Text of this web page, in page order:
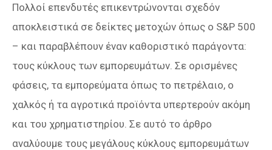
Πολλοί επενδυτές επικεντρώνονται σχεδόν
αποκλειστικά σε δείκτες μετοχών όπως ο S&P 500
– και παραβλέπουν έναν καθοριστικό παράγοντα:
τους κύκλους των εμπορευμάτων. Σε ορισμένες
φάσεις, τα εμπορεύματα όπως το πετρέλαιο, ο
χαλκός ή τα αγροτικά προϊόντα υπερτερούν ακόμη
και του χρηματιστηρίου. Σε αυτό το άρθρο
αναλύουμε τους μεγάλους κύκλους εμπορευμάτων